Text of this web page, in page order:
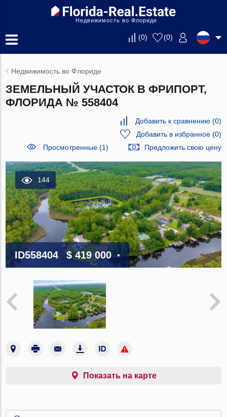
Недвижимость во Флориде
(0) (0)
Недвижимость во Флориде
ЗЕМЕЛЬНЫЙ УЧАСТОК В ФРИПОРТ,
ФЛОРИДА № 558404
Добавить к сравнению (0)
Добавить в избранное(0)
Просмотренные (1)
Предложить свою цену
144
ID558404 $ 419 000
Показать на карте